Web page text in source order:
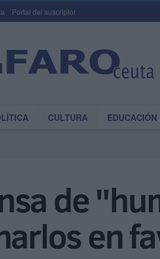
Portal del suscriptor
CULTURA EDUCACIÓN
de
en